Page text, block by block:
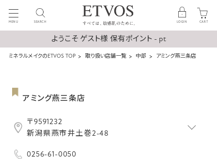
MENU SEARCH LOGIN CART
ようこそ ゲスト様 保有ポイント - pt
ミネラルメイクのETVOS TOP 取り扱い店舗一覧 中部 アミング燕三条店
アミング燕三条店
〒9591232
新潟県燕市井土巻2-48
0256-61-0050